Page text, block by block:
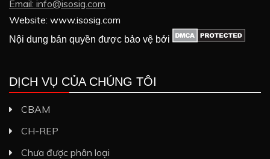
Email: info@isosig.com
Website: www.isosig.com
Nội dung bản quyền được bảo vệ bởi
DỊCH VỤ CỦA CHÚNG TÔI
CBAM
CH-REP
Chưa được phân loại